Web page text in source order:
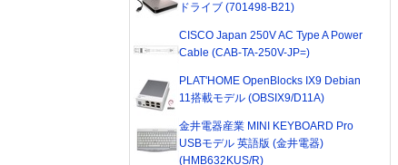
ドライブ (701498-B21)
CISCO Japan 250V AC Type A Power
Cable (CAB-TA-250V-JP=)
PLAT'HOME OpenBlocks IX9 Debian
11搭載モデル (OBSIX9/D11A)
金井電器産業 MINI KEYBOARD Pro
USBモデル 英語版 (金井電器)
(HMB632KUS/R)